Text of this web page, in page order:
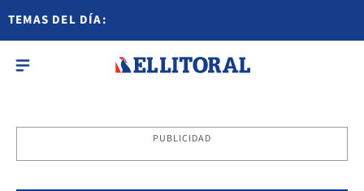
TEMAS DEL DÍA:
PUBLICIDAD